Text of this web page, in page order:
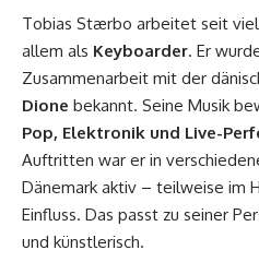
Tobias Stærbo arbeitet seit
allem als Keyboarder. Er
Zusammenarbeit mit der
Dione bekannt. Seine Musik
Pop, Elektronik und Live-
Auftritten war er in
Dänemark aktiv – teilweise im
Einfluss. Das passt zu seiner
und künstlerisch.